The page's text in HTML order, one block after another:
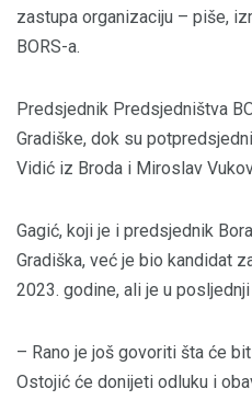
zastupa organizaciju – piše,
BORS-a.
Predsjednik Predsjedništva
Gradiške, dok su
Vidić iz Broda i Miroslav
Gagić, koji je i predsjednik
Gradiška, već je bio kandidat
2023. godine, ali je u
– Rano je još govoriti šta će
Ostojić će donijeti odluku i